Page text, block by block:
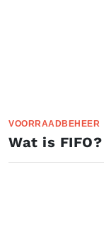
VOORRAADBEHEER
Wat is FIFO?